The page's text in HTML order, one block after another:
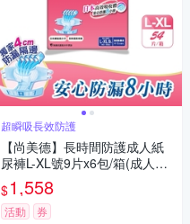
超瞬吸長效防護
【尚美德】長時間防護成人紙
尿褲L-XL號9片x6包/箱(成人紙
尿褲 黏貼式 夜用)
$1,558
活動 券